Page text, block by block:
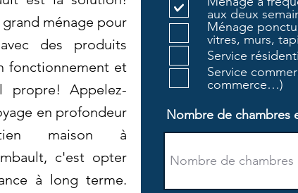
ménage pour
des produits
fonctionnement et
propre! Appelez-
en profondeur
maison à
c'est opter
à long terme.
aux deux
Ménage
vitres, murs,
Service
Service
commerce…)
Nombre de chambres